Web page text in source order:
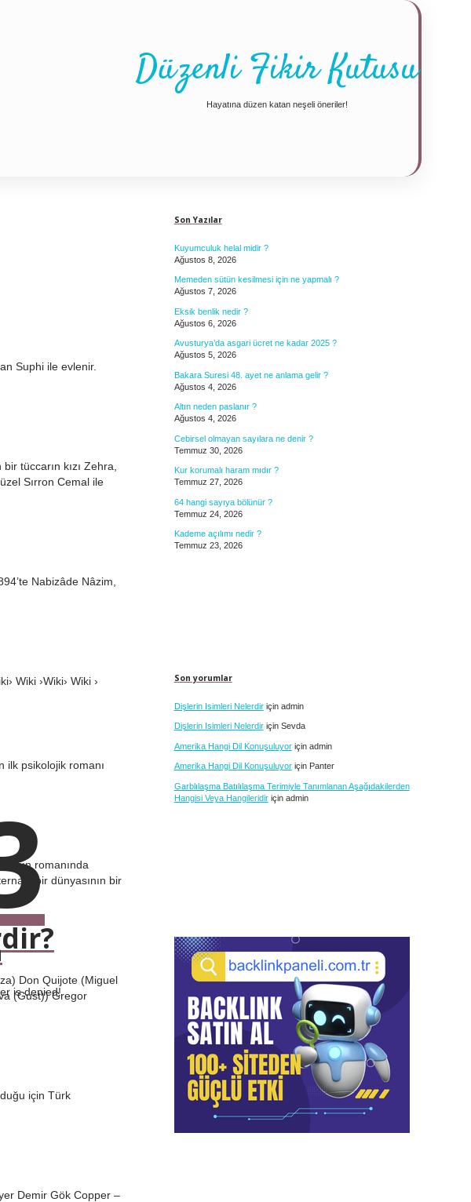
Düzenli Fikir Kutusu
Hayatına düzen katan neşeli öneriler!
Suphi ile evlenir.
tüccarın kızı Zehra,
Sırron Cemal ile
Nabizâde Nâzim,
Wiki ›Wiki› Wiki ›
ilk psikolojik romanı
romanında
bir dünyasının bir
Don Quijote (Miguel
(Gust)) Gregor
için Türk
Demir Gök Copper –
Son Yazılar
Kuyumculuk helal midir ?
Ağustos 8, 2026
Memeden sütün kesilmesi için ne yapmalı ?
Ağustos 7, 2026
Eksik benlik nedir ?
Ağustos 6, 2026
Avusturya’da asgari ücret ne kadar 2025 ?
Ağustos 5, 2026
Bakara Suresi 48. ayet ne anlama gelir ?
Ağustos 4, 2026
Altın neden paslanır ?
Ağustos 4, 2026
Cebirsel olmayan sayılara ne denir ?
Temmuz 30, 2026
Kur korumalı haram mıdır ?
Temmuz 27, 2026
64 hangi sayıya bölünür ?
Temmuz 24, 2026
Kademe açılımı nedir ?
Temmuz 23, 2026
Son yorumlar
Dişlerin Isimleri Nelerdiriçin admin
Dişlerin Isimleri Nelerdiriçin Sevda
Amerika Hangi Dil Konuşuluyoriçin admin
Amerika Hangi Dil Konuşuluyoriçin Panter
Garblılaşma Batılılaşma Terimiyle Tanımlanan Aşağıdakilerden
Hangisi Veya Hangileridiriçin admin
is denied!